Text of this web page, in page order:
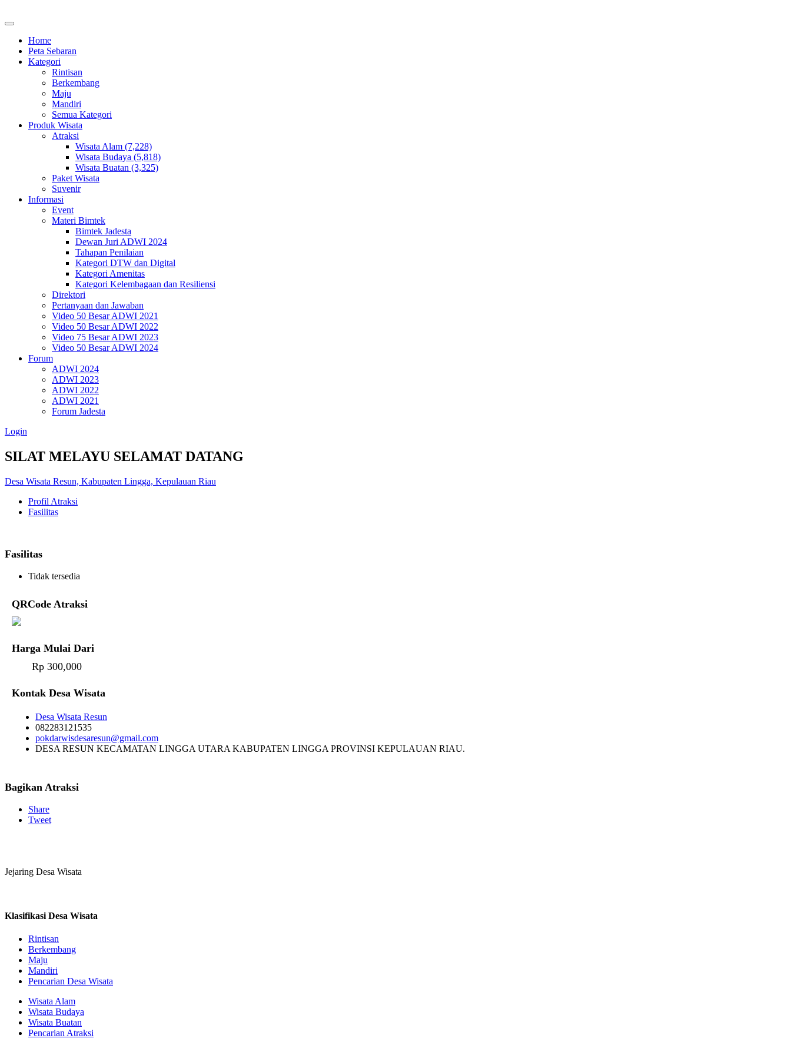
Home
Peta Sebaran
Kategori
Rintisan
Berkembang
Maju
Mandiri
Semua Kategori
Produk Wisata
Atraksi
Wisata Alam (7,228)
Wisata Budaya (5,818)
Wisata Buatan (3,325)
Paket Wisata
Suvenir
Informasi
Event
Materi Bimtek
Bimtek Jadesta
Dewan Juri ADWI 2024
Tahapan Penilaian
Kategori DTW dan Digital
Kategori Amenitas
Kategori Kelembagaan dan Resiliensi
Direktori
Pertanyaan dan Jawaban
Video 50 Besar ADWI 2021
Video 50 Besar ADWI 2022
Video 75 Besar ADWI 2023
Video 50 Besar ADWI 2024
Forum
ADWI 2024
ADWI 2023
ADWI 2022
ADWI 2021
Forum Jadesta
Login
SILAT MELAYU SELAMAT DATANG
Desa Wisata Resun, Kabupaten Lingga, Kepulauan Riau
Profil Atraksi
Fasilitas
Fasilitas
Tidak tersedia
QRCode Atraksi
Harga Mulai Dari
Rp 300,000
Kontak Desa Wisata
Desa Wisata Resun
082283121535
pokdarwisdesaresun@gmail.com
DESA RESUN KECAMATAN LINGGA UTARA KABUPATEN LINGGA PROVINSI KEPULAUAN RIAU.
Bagikan Atraksi
Share
Tweet
Jejaring Desa Wisata
Klasifikasi Desa Wisata
Rintisan
Berkembang
Maju
Mandiri
Pencarian Desa Wisata
Wisata Alam
Wisata Budaya
Wisata Buatan
Pencarian Atraksi